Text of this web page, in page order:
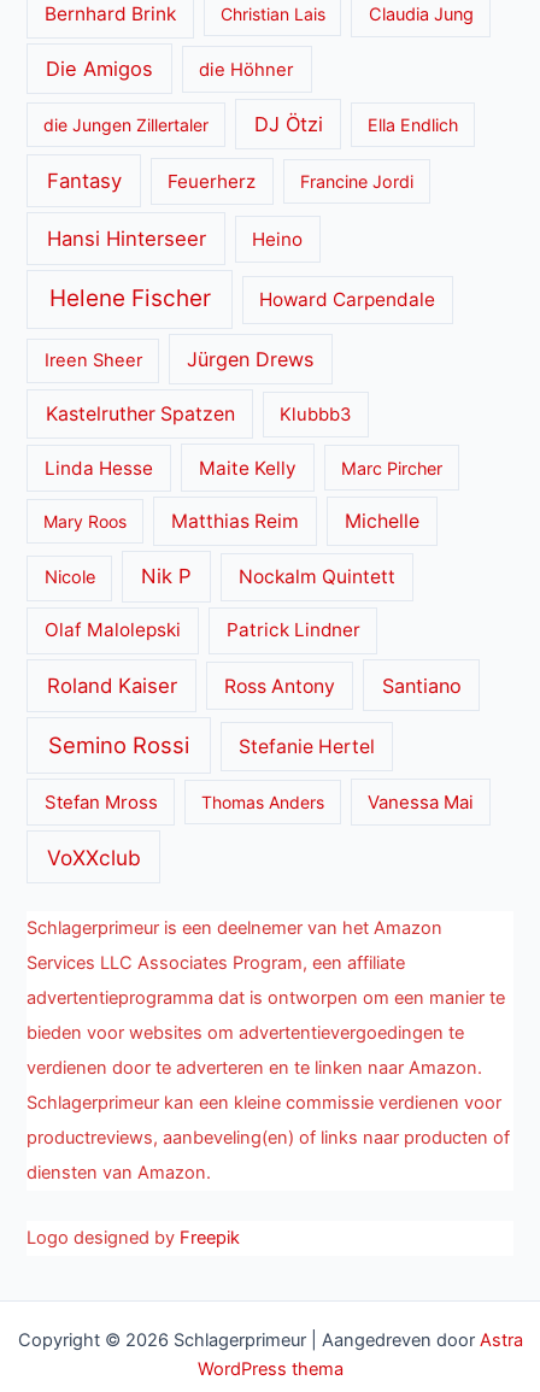
Bernhard Brink Christian Lais Claudia Jung
Die Amigos die Höhner
die Jungen Zillertaler DJ Ötzi Ella Endlich
Fantasy Feuerherz Francine Jordi
Hansi Hinterseer Heino
Helene Fischer Howard Carpendale
Ireen Sheer Jürgen Drews
Kastelruther Spatzen Klubbb3
Linda Hesse Maite Kelly Marc Pircher
Mary Roos Matthias Reim Michelle
Nicole Nik P Nockalm Quintett
Olaf Malolepski Patrick Lindner
Roland Kaiser Ross Antony Santiano
Semino Rossi Stefanie Hertel
Stefan Mross Thomas Anders Vanessa Mai
VoXXclub
Schlagerprimeur is een deelnemer van het Amazon
Services LLC Associates Program, een affiliate
advertentieprogramma dat is ontworpen om een manier te
bieden voor websites om advertentievergoedingen te
verdienen door te adverteren en te linken naar Amazon.
Schlagerprimeur kan een kleine commissie verdienen voor
productreviews, aanbeveling(en) of links naar producten of
diensten van Amazon.
Logo designed by Freepik
Copyright © 2026 Schlagerprimeur | Aangedreven door Astra
WordPress thema